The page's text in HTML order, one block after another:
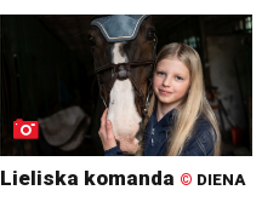
Lieliska komanda © DIENA